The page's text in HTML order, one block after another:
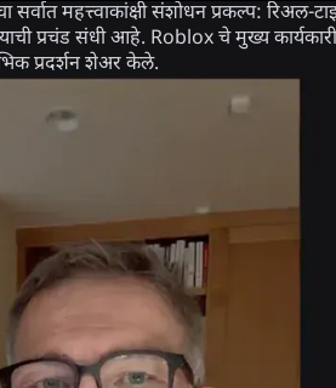
महत्त्वाकांक्षी संशोधन प्रकल्प: रिअल-
प्रचंड संधी आहे. Roblox चे मुख्य
प्रदर्शन शेअर केले.